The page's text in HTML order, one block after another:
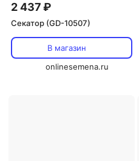
2 437 ₽
Секатор (GD-10507)
В магазин
onlinesemena.ru